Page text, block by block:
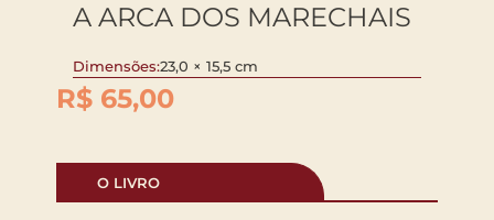
A ARCA DOS MARECHAIS
Dimensões:23,0 × 15,5 cm
R$ 65,00
O LIVRO